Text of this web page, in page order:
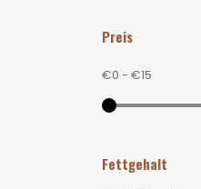
Preis
€0 - €15
Fettgehalt